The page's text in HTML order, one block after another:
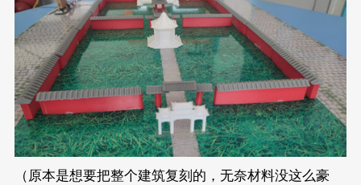
（原本是想要把整个建筑复刻的，无奈材料没这么豪